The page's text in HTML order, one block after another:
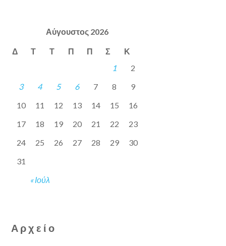
Αύγουστος 2026
Δ Τ Τ Π Π Σ Κ
« Ιούλ
1
2
3
4 5 6 7 8
9
10
11 12 13 14 15
16
17
18 19 20 21 22
23
24
25 26 27 28 29
30
31
Αρχείο